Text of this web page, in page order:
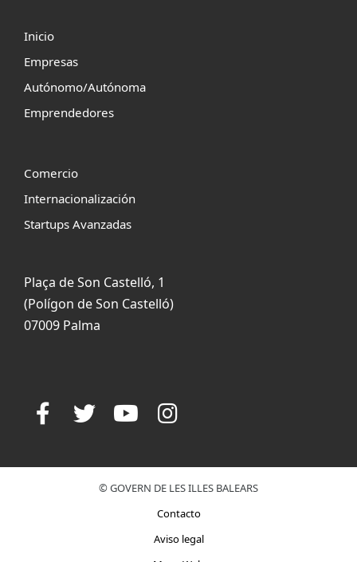
Inicio
Empresas
Autónomo/Autónoma
Emprendedores
Comercio
Internacionalización
Startups Avanzadas
Plaça de Son Castelló, 1
(Polígon de Son Castelló)
07009 Palma
© GOVERN DE LES ILLES BALEARS
Contacto
Aviso legal